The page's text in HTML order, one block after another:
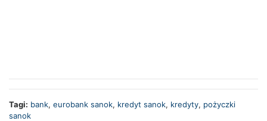
Tagi: bank, eurobank sanok, kredyt sanok, kredyty, pożyczki
sanok